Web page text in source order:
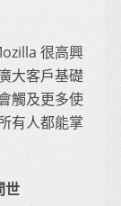
很高興
大客戶基礎
觸及更多使
有人都能掌
世